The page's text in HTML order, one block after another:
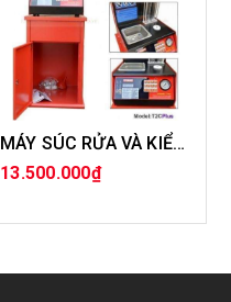
MÁY SÚC RỬA VÀ KIỂM TRA KIM PHUN
13.500.000₫
MUA HÀNG